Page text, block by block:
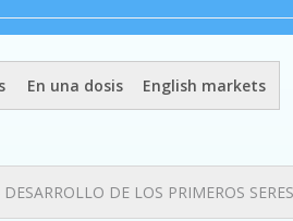
En una dosis English markets
DESARROLLO DE LOS PRIMEROS